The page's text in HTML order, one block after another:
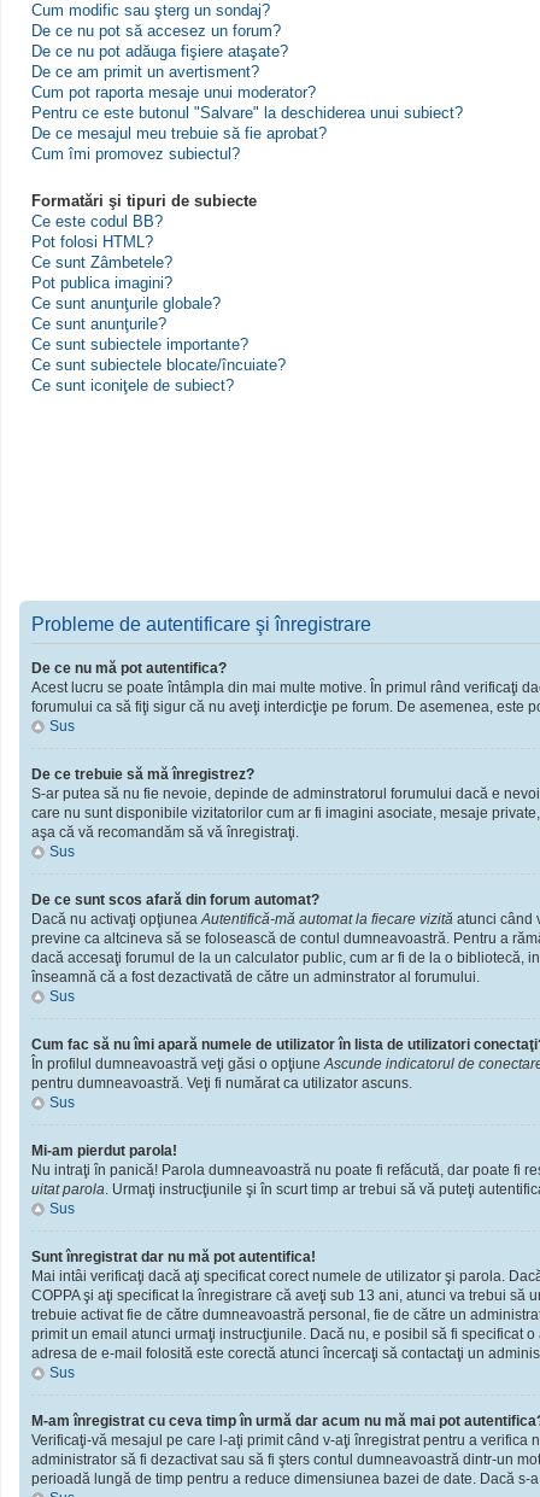
Cum modific sau şterg un sondaj?
De ce nu pot să accesez un forum?
De ce nu pot adăuga fişiere ataşate?
De ce am primit un avertisment?
Cum pot raporta mesaje unui moderator?
Pentru ce este butonul "Salvare" la deschiderea unui subiect?
De ce mesajul meu trebuie să fie aprobat?
Cum îmi promovez subiectul?
Formatări şi tipuri de subiecte
Ce este codul BB?
Pot folosi HTML?
Ce sunt Zâmbetele?
Pot publica imagini?
Ce sunt anunţurile globale?
Ce sunt anunţurile?
Ce sunt subiectele importante?
Ce sunt subiectele blocate/încuiate?
Ce sunt iconiţele de subiect?
Probleme de autentificare şi înregistrare
De ce nu mă pot autentifica?
Acest lucru se poate întâmpla din mai multe motive. În primul rând verificaţi
forumului ca să fiţi sigur că nu aveţi interdicţie pe forum. De asemenea,
Sus
De ce trebuie să mă înregistrez?
S-ar putea să nu fie nevoie, depinde de adminstratorul forumului dacă e
care nu sunt disponibile vizitatorilor cum ar fi imagini asociate, mesaje
aşa că vă recomandăm să vă înregistraţi.
Sus
De ce sunt scos afară din forum automat?
Dacă nu activaţi opţiuneaAutentifică-mă automat la fiecare vizită atunci când
previne ca altcineva să se folosească de contul dumneavoastră. Pentru a
dacă accesaţi forumul de la un calculator public, cum ar fi de la o bibliotecă,
înseamnă că a fost dezactivată de către un adminstrator al forumului.
Sus
Cum fac să nu îmi apară numele de utilizator în lista de utilizatori
În profilul dumneavoastră veţi găsi o opţiuneAscunde indicatorul de
pentru dumneavoastră. Veţi fi numărat ca utilizator ascuns.
Sus
Mi-am pierdut parola!
Nu intraţi în panică! Parola dumneavoastră nu poate fi refăcută, dar poate fi
uitat parola. Urmaţi instrucţiunile şi în scurt timp ar trebui să vă puteţi
Sus
Sunt înregistrat dar nu mă pot autentifica!
Mai intâi verificaţi dacă aţi specificat corect numele de utilizator şi parola.
COPPA şi aţi specificat la înregistrare că aveţi sub 13 ani, atunci va trebui
trebuie activat fie de către dumneavoastră personal, fie de către un
primit un email atunci urmaţi instrucţiunile. Dacă nu, e posibil să fi specificat
adresa de e-mail folosită este corectă atunci încercaţi să contactaţi un
Sus
M-am înregistrat cu ceva timp în urmă dar acum nu mă mai pot
Verificaţi-vă mesajul pe care l-aţi primit când v-aţi înregistrat pentru a
administrator să fi dezactivat sau să fi şters contul dumneavoastră dintr-un
perioadă lungă de timp pentru a reduce dimensiunea bazei de date. Dacă